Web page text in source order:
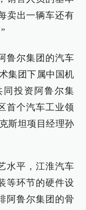
卖出一辆车还有
鲁尔集团的汽车
集团下属中国机
投资阿鲁尔集
首个汽车工业领
斯坦项目经理孙
水平，江淮汽车
等环节的硬件设
阿鲁尔集团的骨